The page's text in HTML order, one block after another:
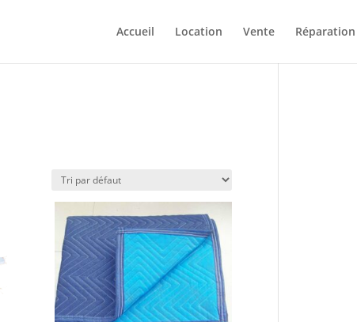
Accueil Location Vente Réparation